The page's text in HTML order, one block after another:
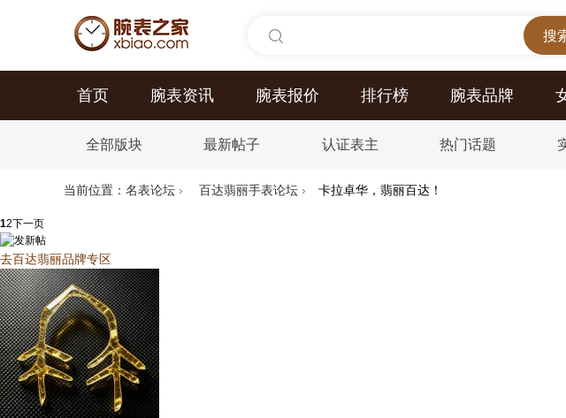
首页 腕表资讯 腕表报价 排行榜 腕表品牌
全部版块 最新帖子 认证表主 热门话题
当前位置： 名表论坛 › 百达翡丽手表论坛 › 卡拉卓华，翡丽百达！
12下一页
去百达翡丽品牌专区